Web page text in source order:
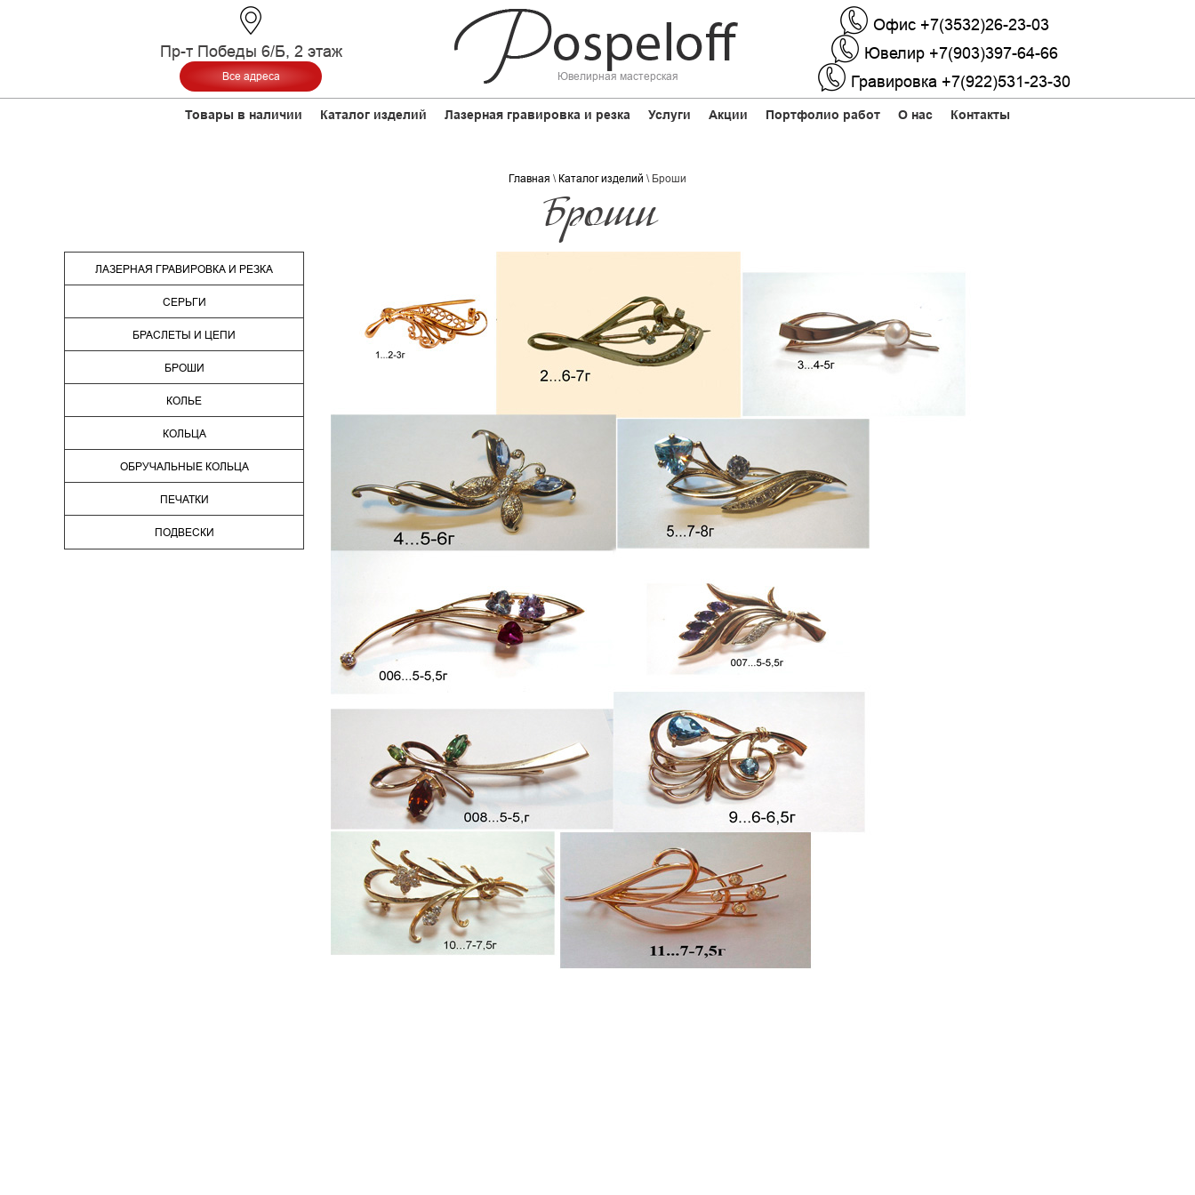
Пр-т Победы 6/Б, 2 этаж
Все адреса Ювелирная мастерская
Офис +7(3532)26-23-03
Ювелир +7(903)397-64-66
Гравировка +7(922)531-23-30
Товары в наличии Каталог изделий Лазерная гравировка и резка Услуги Акции Портфолио работ О нас Контакты
Главная \ Каталог изделий \ Броши
Броши
ЛАЗЕРНАЯ ГРАВИРОВКА И РЕЗКА
СЕРЬГИ
БРАСЛЕТЫ И ЦЕПИ
БРОШИ
КОЛЬЕ
КОЛЬЦА
ОБРУЧАЛЬНЫЕ КОЛЬЦА
ПЕЧАТКИ
ПОДВЕСКИ